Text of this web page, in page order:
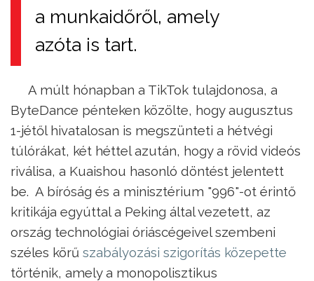
a munkaidőről, amely
azóta is tart.
A múlt hónapban a TikTok tulajdonosa, a
ByteDance pénteken közölte, hogy augusztus
1-jétől hivatalosan is megszünteti a hétvégi
túlórákat, két héttel azután, hogy a rövid videós
riválisa, a Kuaishou hasonló döntést jelentett
be. A bíróság és a minisztérium "996"-ot érintő
kritikája egyúttal a Peking által vezetett, az
ország technológiai óriáscégeivel szembeni
széles körű szabályozási szigorítás közepette
történik, amely a monopolisztikus